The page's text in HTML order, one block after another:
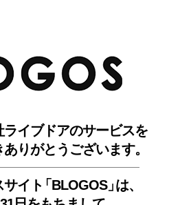
イブドアのサービスを
りがとうございます。
サイ ト「BLOGOS」は、